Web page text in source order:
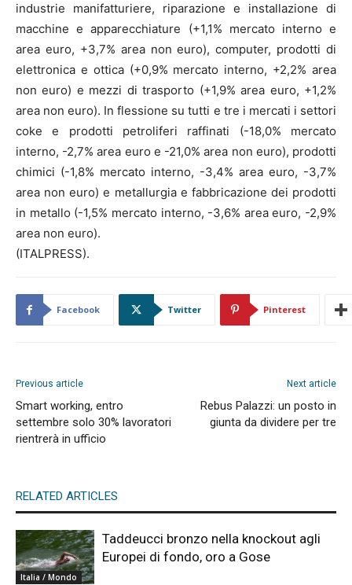
industrie manifatturiere, riparazione e installazione di
macchine e apparecchiature (+1,1% mercato interno e
area euro, +3,7% area non euro), computer, prodotti di
elettronica e ottica (+0,9% mercato interno, +2,2% area
non euro) e mezzi di trasporto (+1,9% area euro, +1,2%
area non euro). In flessione su tutti e tre i mercati i settori
coke e prodotti petroliferi raffinati (-18,0% mercato
interno, -2,7% area euro e -21,0% area non euro), prodotti
chimici (-1,8% mercato interno, -3,4% area euro, -3,7%
area non euro) e metallurgia e fabbricazione dei prodotti
in metallo (-1,5% mercato interno, -3,6% area euro, -2,9%
area non euro).
(ITALPRESS).
Facebook Twitter Pinterest
Previous article
Smart working, entro
settembre solo 30% lavoratori
rientrerà in ufficio
Next article
Rebus Palazzi: un posto in
giunta da dividere per tre
RELATED ARTICLES
Italia / Mondo
Taddeucci bronzo nella knockout agli
Europei di fondo, oro a Gose